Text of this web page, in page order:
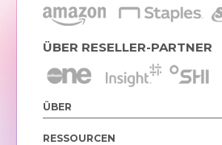
ÜBER RESELLER-PARTNER
ÜBER
RESSOURCEN